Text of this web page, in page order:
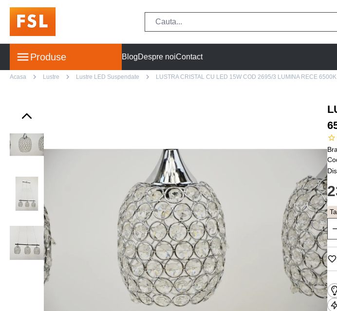
Produse BlogDespre noiContact
Acasa Lustre Lustre LED Suspendate LUSTRA CRISTAL CU LED 15W COD 2695/3 LUMINA RECE 6500K